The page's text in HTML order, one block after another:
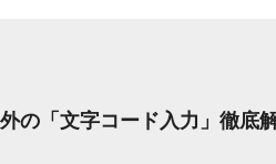
の「文字コード入力」徹底